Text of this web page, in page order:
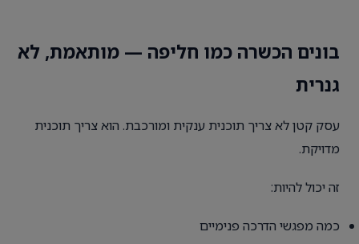
בונים הכשרה כמו חליפה — מותאמת, לא
גנרית
עסק קטן לא צריך תוכנית ענקית ומורכבת. הוא צריך תוכנית
מדויקת.
זה יכול להיות:
כמה מפגשי הדרכה פנימיים